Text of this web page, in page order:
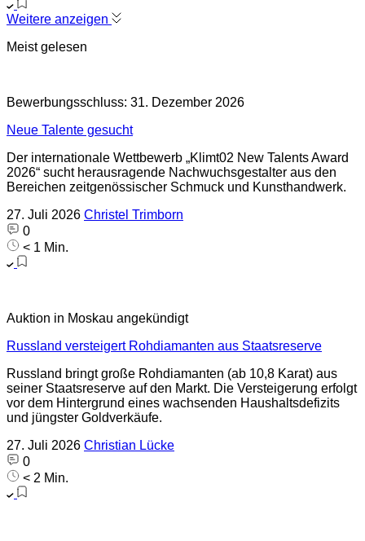
Weitere anzeigen
Meist gelesen
Bewerbungsschluss: 31. Dezember 2026
Neue Talente gesucht
Der internationale Wettbewerb „Klimt02 New Talents Award
2026“ sucht herausragende Nachwuchsgestalter aus den
Bereichen zeitgenössischer Schmuck und Kunsthandwerk.
27. Juli 2026 Christel Trimborn
0
< 1 Min.
Auktion in Moskau angekündigt
Russland versteigert Rohdiamanten aus Staatsreserve
Russland bringt große Rohdiamanten (ab 10,8 Karat) aus
seiner Staatsreserve auf den Markt. Die Versteigerung erfolgt
vor dem Hintergrund eines wachsenden Haushaltsdefizits
und jüngster Goldverkäufe.
27. Juli 2026 Christian Lücke
0
< 2 Min.